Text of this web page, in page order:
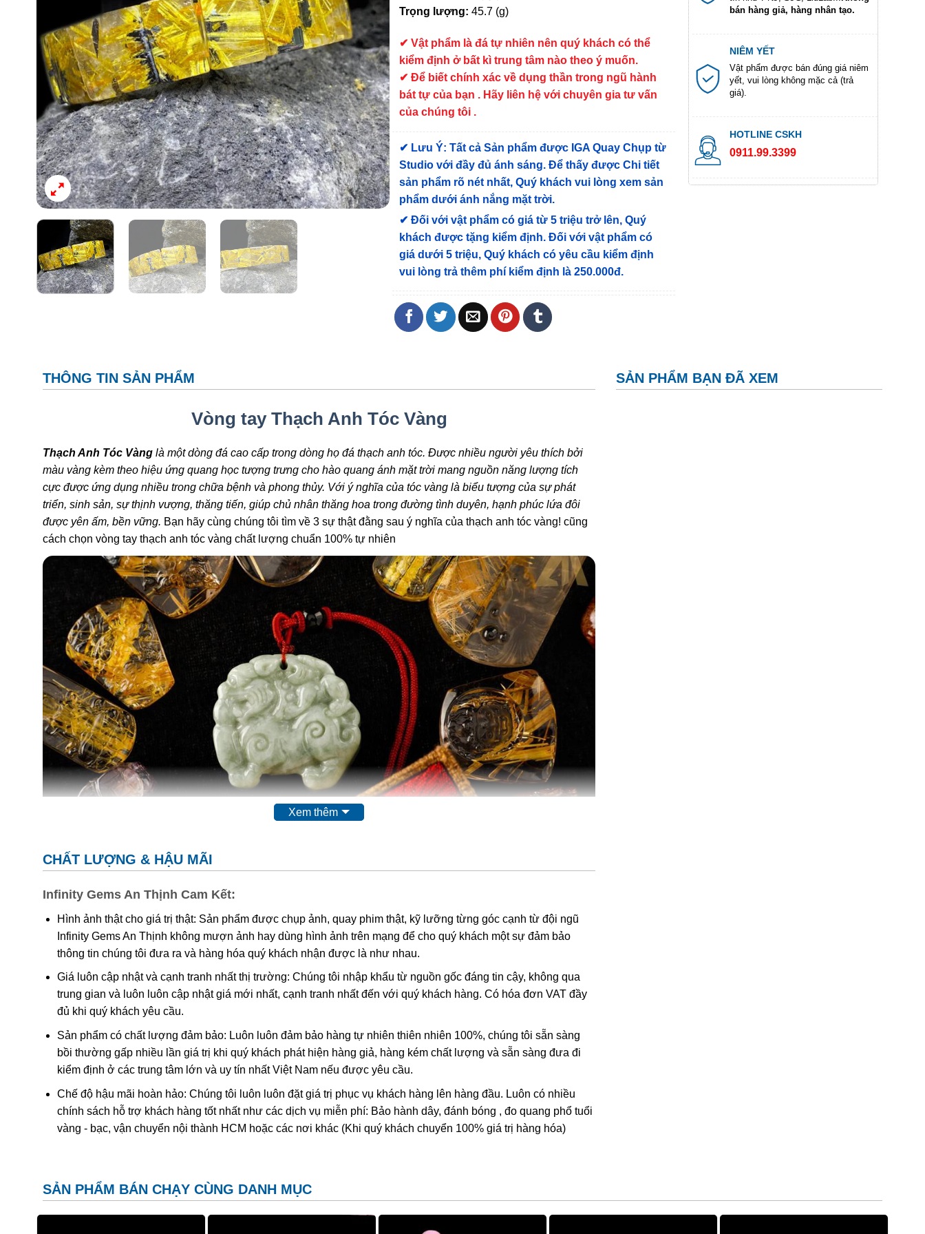
Trọng lượng: 45.7 (g)
✔ Vật phẩm là đá tự nhiên nên quý khách có thể
kiểm định ở bất kì trung tâm nào theo ý muốn.
✔ Để biết chính xác về dụng thần trong ngũ hành
bát tự của bạn . Hãy liên hệ với chuyên gia tư vấn
của chúng tôi .
✔ Lưu Ý: Tất cả Sản phẩm được IGA Quay Chụp từ
Studio với đầy đủ ánh sáng. Để thấy được Chi tiết
sản phẩm rõ nét nhất, Quý khách vui lòng xem sản
phẩm dưới ánh nắng mặt trời.
✔Đối với vật phẩm có giá từ 5 triệu trở lên, Quý
khách được tặng kiểm định. Đối với vật phẩm có
giá dưới 5 triệu, Quý khách có yêu cầu kiểm định
vui lòng trả thêm phí kiểm định là 250.000đ.
bán hàng giả, hàng nhân tạo.
NIÊM YẾT
Vật phẩm được bán đúng giá niêm
yết, vui lòng không mặc cả (trả
giá).
HOTLINE CSKH
0911.99.3399
THÔNG TIN SẢN PHẨM
Vòng tay Thạch Anh Tóc Vàng
Thạch Anh Tóc Vàng là một dòng đá cao cấp trong dòng họ đá thạch anh tóc. Được nhiều người yêu thích bởi
màu vàng kèm theo hiệu ứng quang học tượng trưng cho hào quang ánh mặt trời mang nguồn năng lượng tích
cực được ứng dụng nhiều trong chữa bệnh và phong thủy. Với ý nghĩa của tóc vàng là biểu tượng của sự phát
triển, sinh sản, sự thịnh vượng, thăng tiến, giúp chủ nhân thăng hoa trong đường tình duyên, hạnh phúc lứa đôi
được yên ấm, bền vững. Bạn hãy cùng chúng tôi tìm về 3 sự thật đằng sau ý nghĩa của thạch anh tóc vàng! cũng
cách chọn vòng tay thạch anh tóc vàng chất lượng chuẩn 100% tự nhiên
Thạch anh tóc vàng là gì?
Theo các nhà nghiên cứu khoa học thìđá thạch anh tóc vàngcó tên khoa học là Rutilated Quartz. Chúng là một
trong những biến thể quý hiếm thuộc họ nhà thạch anh. Vì sao Thạch anh tóc vàng lại được mệnh danh là loại
thạch anh quý hiếm do tinh thể này phải trải qua hàng chục triệu năm dưới lòng đất, dưới cường độ áp xuất và
nhiệt độ cao. Được hình thành là do có trộn lẫn các tinh thể hình kim, hình que do chất Titan Oxit trong thạch anh
cộng hưởng với các tinh thể rutile, tourmaline, feldspar. Nhìn bên ngoài thấy chúng như có các sợi nhỏ bên trong
kết hợp với hiệu ứng quang học khi tiếp xúc với ánh sáng tạo nên một vẻ đẹp khó cưỡng với bất kì ai hiểu biết về
Xem thêm
CHẤT LƯỢNG & HẬU MÃI
Infinity Gems An Thịnh Cam Kết:
Hình ảnh thật cho giá trị thật: Sản phẩm được chụp ảnh, quay phim thật, kỹ lưỡng từng góc cạnh từ đội ngũ
Infinity Gems An Thịnh không mượn ảnh hay dùng hình ảnh trên mạng để cho quý khách một sự đảm bảo
thông tin chúng tôi đưa ra và hàng hóa quý khách nhận được là như nhau.
Giá luôn cập nhật và cạnh tranh nhất thị trường: Chúng tôi nhập khẩu từ nguồn gốc đáng tin cậy, không qua
trung gian và luôn luôn cập nhật giá mới nhất, cạnh tranh nhất đến với quý khách hàng. Có hóa đơn VAT đầy
đủ khi quý khách yêu cầu.
Sản phẩm có chất lượng đảm bảo: Luôn luôn đảm bảo hàng tự nhiên thiên nhiên 100%, chúng tôi sẵn sàng
bồi thường gấp nhiều lần giá trị khi quý khách phát hiện hàng giả, hàng kém chất lượng và sẵn sàng đưa đi
kiểm định ở các trung tâm lớn và uy tín nhất Việt Nam nếu được yêu cầu.
Chế độ hậu mãi hoàn hảo: Chúng tôi luôn luôn đặt giá trị phục vụ khách hàng lên hàng đầu. Luôn có nhiều
chính sách hỗ trợ khách hàng tốt nhất như các dịch vụ miễn phí: Bảo hành dây, đánh bóng , đo quang phổ tuổi
vàng - bạc, vận chuyển nội thành HCM hoặc các nơi khác (Khi quý khách chuyển 100% giá trị hàng hóa)
SẢN PHẨM BẠN ĐÃ XEM
SẢN PHẨM BÁN CHẠY CÙNG DANH MỤC